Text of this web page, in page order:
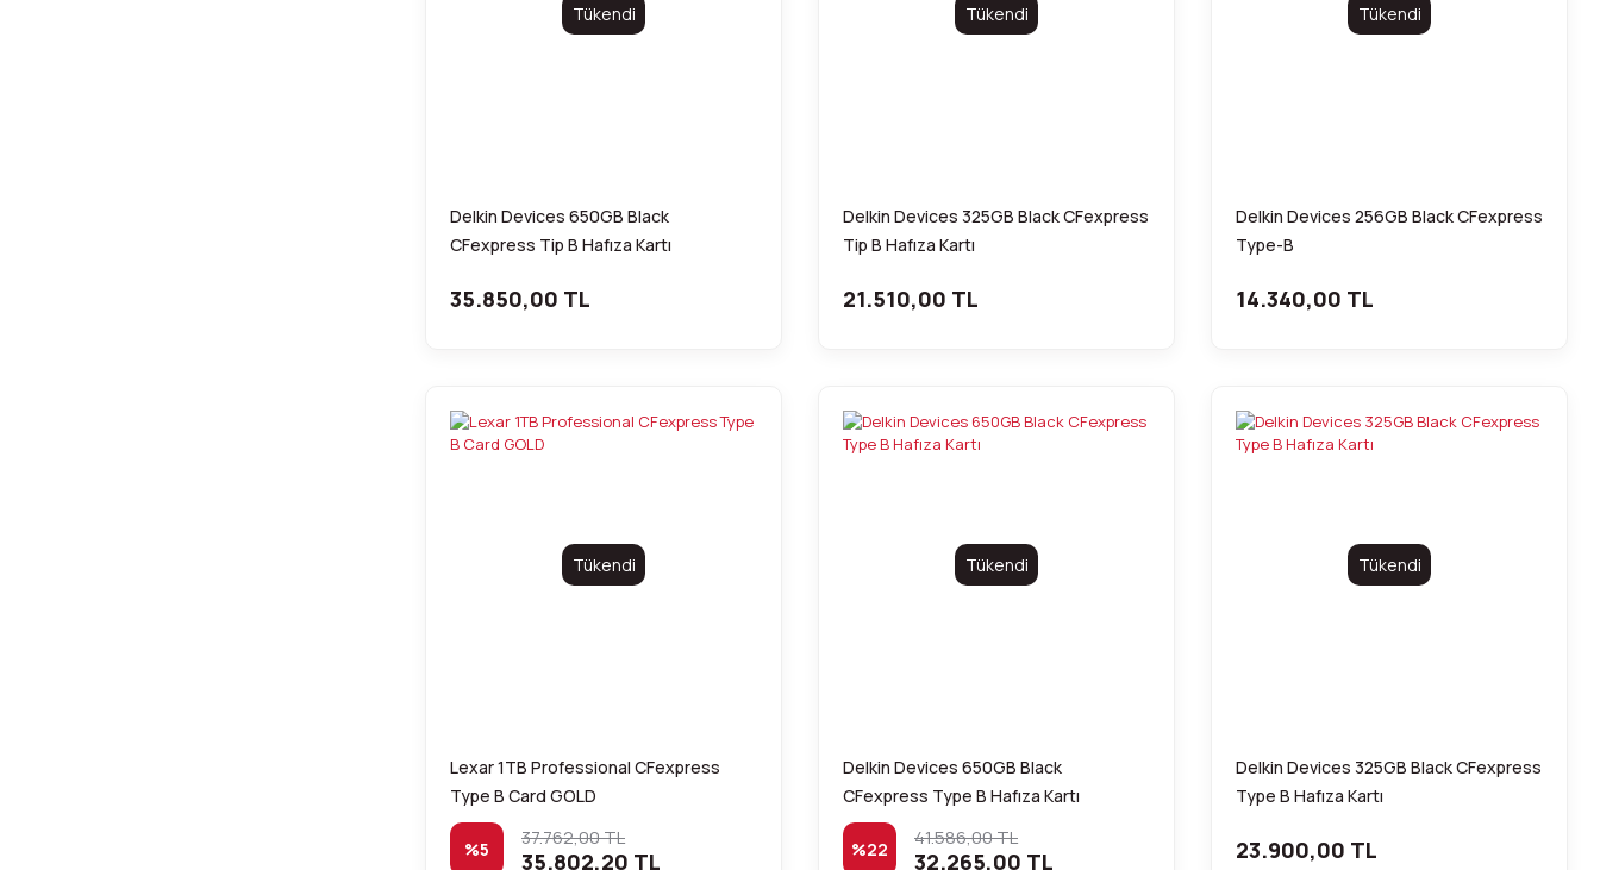
Tükendi
Delkin Devices 650GB Black
CFexpress Tip B Hafıza Kartı
35.850,00 TL
Tükendi
Delkin Devices 325GB Black CFexpress
Tip B Hafıza Kartı
21.510,00 TL
Tükendi
Delkin Devices 256GB Black CFexpress
Type-B
14.340,00 TL
Tükendi
Lexar 1TB Professional CFexpress
Type B Card GOLD
%5 37.762,00 TL
35.802,20 TL
Tükendi
Delkin Devices 650GB Black
CFexpress Type B Hafıza Kartı
%22 41.586,00 TL
32.265,00 TL
Tükendi
Delkin Devices 325GB Black CFexpress
Type B Hafıza Kartı
23.900,00 TL